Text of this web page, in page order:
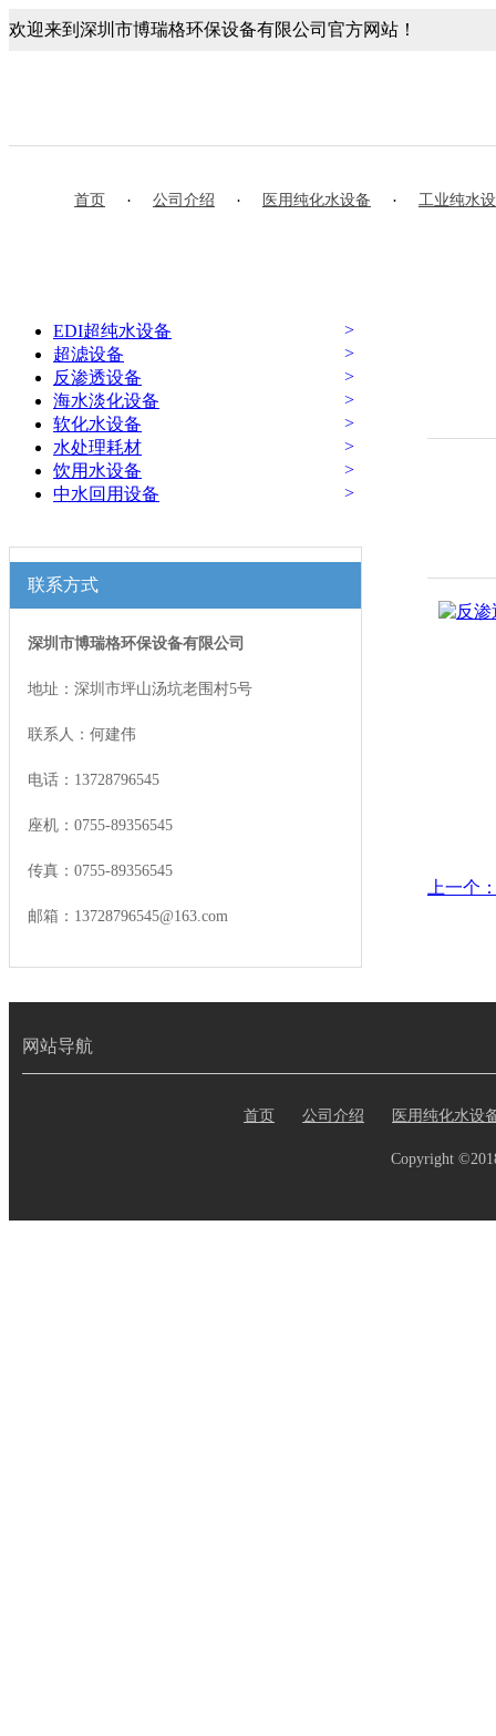
欢迎来到深圳市博瑞格环保设备有限公司官方网站！
首页 · 公司介绍 · 医用纯化水设备 · 工业纯水
EDI超纯水设备
>
超滤设备
>
反渗透设备
>
海水淡化设备
>
软化水设备
>
水处理耗材
>
饮用水设备
>
中水回用设备
>
联系方式
深圳市博瑞格环保设备有限公司
地址：深圳市坪山汤坑老围村5号
联系人：何建伟
电话：13728796545
座机：0755-89356545
传真：0755-89356545
邮箱：13728796545@163.com
上一个
网站导航
首页 公司介绍 医用纯化水设
Copyright